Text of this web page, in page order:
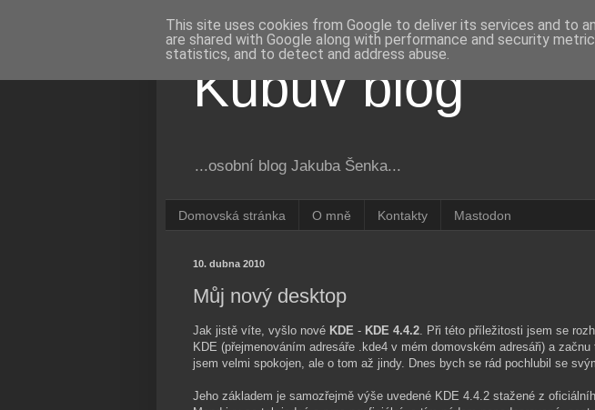
Kubův blog
...osobní blog Jakuba Šenka...
Domovská stránka O mně Kontakty Mastodon
10. dubna 2010
Můj nový desktop
Jak jistě víte, vyšlo nové KDE - KDE 4.4.2 . Při této příležitosti jsem se
KDE (přejmenováním adresáře .kde4 v mém domovském adresáři) a
jsem velmi spokojen, ale o tom až jindy. Dnes bych se rád pochlubil se
Jeho základem je samozřejmě výše uvedené KDE 4.4.2 stažené z
This site uses cookies from Google to deliver its services and to
are shared with Google along with performance and security
statistics, and to detect and address abuse.